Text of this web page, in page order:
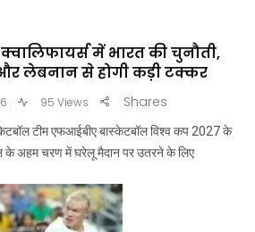
में भारत की चुनौती,
लेबनान से होगी कड़ी टक्कर
95 Views Shares
टीम एफआईबीए बास्केटबॉल विश्व कप 2027 के
के अहम चरण में घरेलू मैदान पर उतरने के लिए